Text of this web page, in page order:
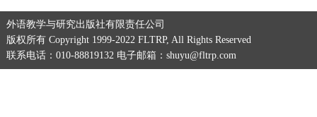
外语教学与研究出版社有限责任公司
版权所有 Copyright 1999-2022 FLTRP, All Rights Reserved
联系电话：010-88819132 电子邮箱：shuyu@fltrp.com